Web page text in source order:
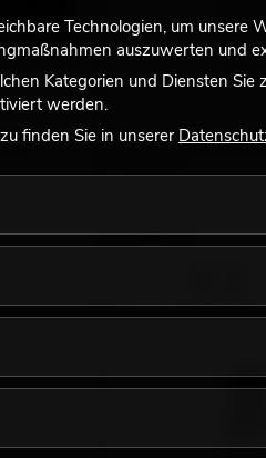
14
EUROLITE SMOKE
7,90€
Technologien, um unsere
auszuwerten und
Kategorien und Diensten
werden.
finden Sie in unserer